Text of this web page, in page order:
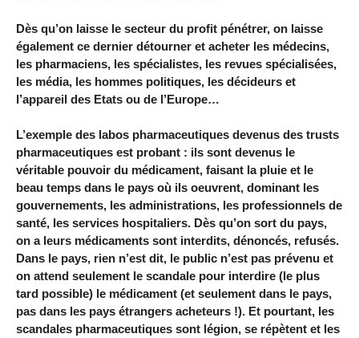
Dès qu’on laisse le secteur du profit pénétrer, on laisse
également ce dernier détourner et acheter les médecins,
les pharmaciens, les spécialistes, les revues spécialisées,
les média, les hommes politiques, les décideurs et
l’appareil des Etats ou de l’Europe…
L’exemple des labos pharmaceutiques devenus des trusts
pharmaceutiques est probant : ils sont devenus le
véritable pouvoir du médicament, faisant la pluie et le
beau temps dans le pays où ils oeuvrent, dominant les
gouvernements, les administrations, les professionnels de
santé, les services hospitaliers. Dès qu’on sort du pays,
on a leurs médicaments sont interdits, dénoncés, refusés.
Dans le pays, rien n’est dit, le public n’est pas prévenu et
on attend seulement le scandale pour interdire (le plus
tard possible) le médicament (et seulement dans le pays,
pas dans les pays étrangers acheteurs !). Et pourtant, les
scandales pharmaceutiques sont légion, se répètent et les